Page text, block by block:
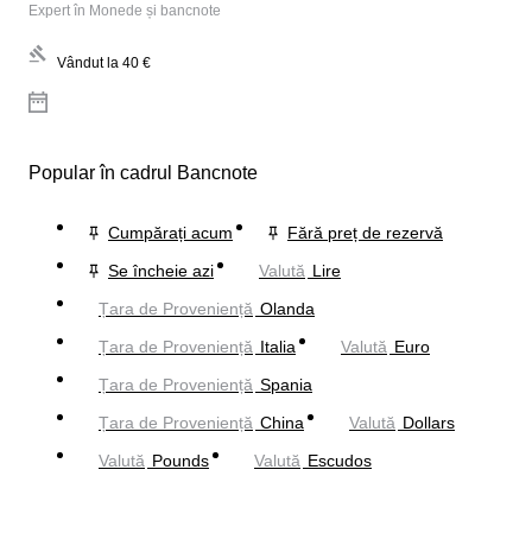
Expert în Monede și bancnote
Vândut la 40 €
Popular în cadrul Bancnote
Cumpărați acum
Fără preț de rezervă
Se încheie azi
Valută Lire
Țara de Proveniență Olanda
Țara de Proveniență Italia Valută Euro
Țara de Proveniență Spania
Țara de Proveniență China Valută Dollars
Valută Pounds Valută Escudos